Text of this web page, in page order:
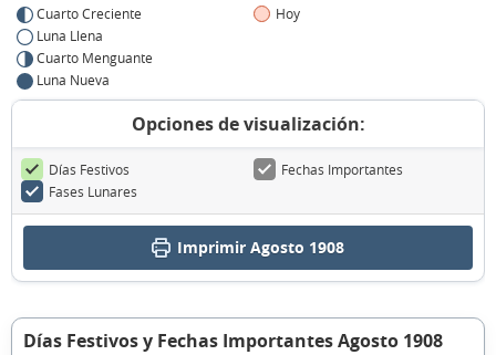
Cuarto Creciente
Luna Llena
Cuarto Menguante
Luna Nueva
Hoy
Opciones de visualización:
Días Festivos
Fechas Importantes
Fases Lunares
Imprimir Agosto 1908
Días Festivos y Fechas Importantes Agosto 1908